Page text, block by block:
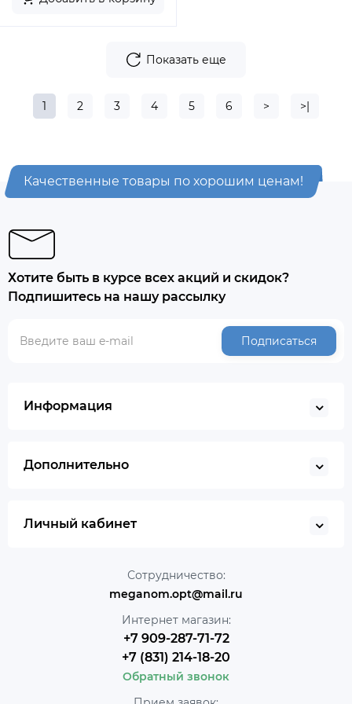
Показать еще
1 2 3 4 5 6 > >|
Качественные товары по хорошим ценам!
Хотите быть в курсе всех акций и скидок?
Подпишитесь на нашу рассылку
Подписаться
Информация
Дополнительно
Личный кабинет
Сотрудничество:
meganom.opt@mail.ru
Интернет магазин:
+7 909-287-71-72
+7 (831) 214-18-20
Обратный звонок